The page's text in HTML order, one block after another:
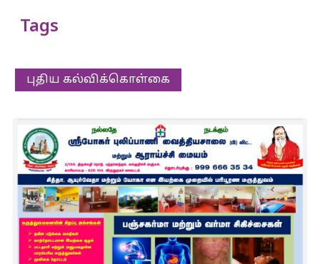
Tags
புதிய கல்விக்கொள்கை